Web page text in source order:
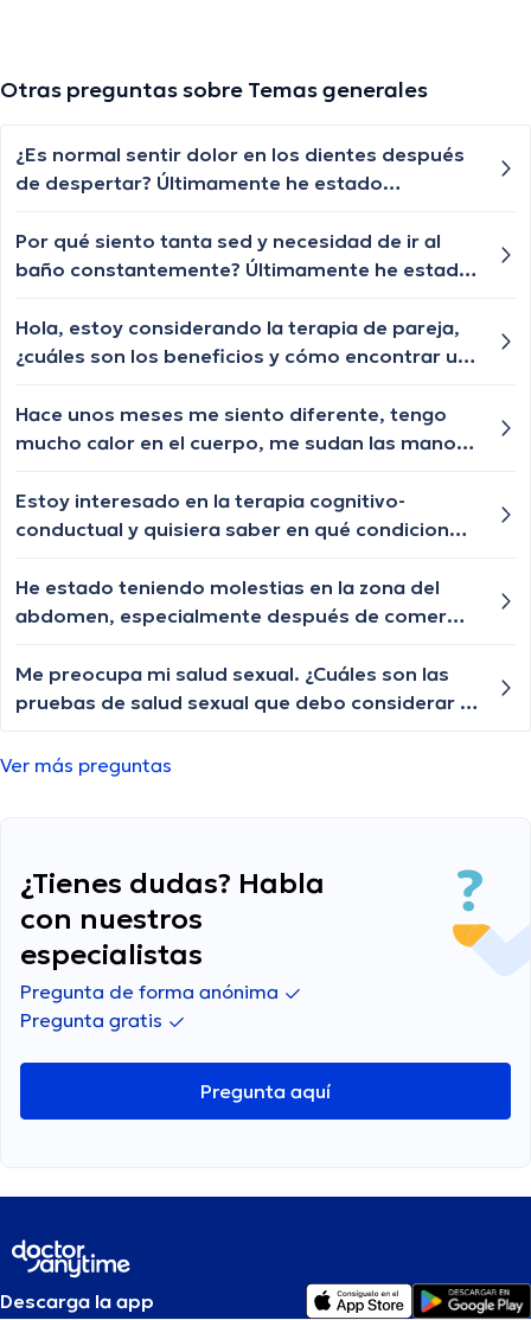
Otras preguntas sobre Temas generales
¿Es normal sentir dolor en los dientes después
de despertar? Últimamente he estado
Por qué siento tanta sed y necesidad de ir al
baño constantemente? Últimamente he estado
frecuencia y no sé por qué.
Hola, estoy considerando la terapia de pareja,
¿cuáles son los beneficios y cómo encontrar un
Hace unos meses me siento diferente, tengo
mucho calor en el cuerpo, me sudan las manos
podría estar causando estos síntomas?
Estoy interesado en la terapia cognitivo-
conductual y quisiera saber en qué condiciones
He estado teniendo molestias en la zona del
abdomen, especialmente después de comer
causando esto?
Me preocupa mi salud sexual. ¿Cuáles son las
pruebas de salud sexual que debo considerar y
Ver más preguntas
¿Tienes dudas? Habla
con nuestros
especialistas
Pregunta de forma anónima
Pregunta gratis
Pregunta aquí
Descarga la app